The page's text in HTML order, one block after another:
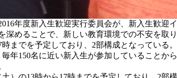
年度新入生歓迎実行委員会が、新入生歓
深めることで、新しい教育環境での不安を取
までを予定しており、2部構成となっている。
年150名に近い新入生が参加していることか